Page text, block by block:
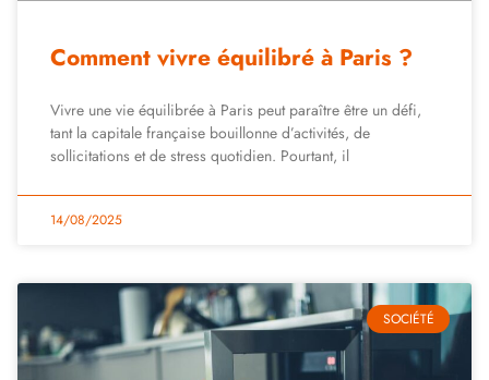
Comment vivre équilibré à Paris ?
Vivre une vie équilibrée à Paris peut paraître être un défi,
tant la capitale française bouillonne d’activités, de
sollicitations et de stress quotidien. Pourtant, il
14/08/2025
SOCIÉTÉ